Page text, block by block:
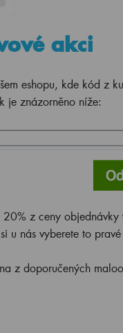
akci
eshopu, kde kód z
je znázorněno níže:
z ceny
u nás vyberete to
z doporučených